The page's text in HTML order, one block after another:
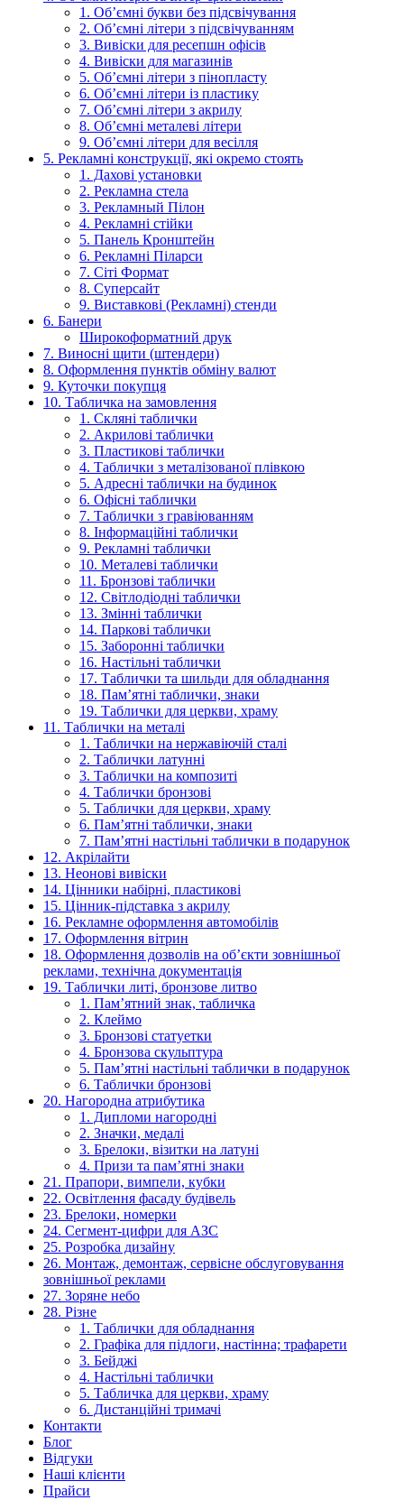
1. Об’ємні букви без підсвічування
2. Об’ємні літери з підсвічуванням
3. Вивіски для ресепшн офісів
4. Вивіски для магазинів
5. Об’ємні літери з пінопласту
6. Об’ємні літери із пластику
7. Об’ємні літери з акрилу
8. Об’ємні металеві літери
9. Об’ємні літери для весілля
5. Рекламні конструкції, які окремо стоять
1. Дахові установки
2. Рекламна стела
3. Рекламный Пілон
4. Рекламні стійки
5. Панель Кронштейн
6. Рекламні Піларси
7. Сіті Формат
8. Суперсайт
9. Виставкові (Рекламні) стенди
6. Банери
Широкоформатний друк
7. Виносні щити (штендери)
8. Оформлення пунктів обміну валют
9. Куточки покупця
10. Табличка на замовлення
1. Скляні таблички
2. Акрилові таблички
3. Пластикові таблички
4. Таблички з металізованої плівкою
5. Адресні таблички на будинок
6. Офісні таблички
7. Таблички з гравіюванням
8. Інформаційні таблички
9. Рекламні таблички
10. Металеві таблички
11. Бронзові таблички
12. Світлодіодні таблички
13. Змінні таблички
14. Паркові таблички
15. Заборонні таблички
16. Настільні таблички
17. Таблички та шильди для обладнання
18. Пам’ятні таблички, знаки
19. Таблички для церкви, храму
11. Таблички на металі
1. Таблички на нержавіючій сталі
2. Таблички латунні
3. Таблички на композиті
4. Таблички бронзові
5. Таблички для церкви, храму
6. Пам’ятні таблички, знаки
7. Пам’ятні настільні таблички в подарунок
12. Акрілайти
13. Неонові вивіски
14. Цінники набірні, пластикові
15. Цінник-підставка з акрилу
16. Рекламне оформлення автомобілів
17. Оформлення вітрин
18. Оформлення дозволів на об’єкти зовнішньої
реклами, технічна документація
19. Таблички литі, бронзове литво
1. Пам’ятний знак, табличка
2. Клеймо
3. Бронзові статуетки
4. Бронзова скульптура
5. Пам’ятні настільні таблички в подарунок
6. Таблички бронзові
20. Нагородна атрибутика
1. Дипломи нагородні
2. Значки, медалі
3. Брелоки, візитки на латуні
4. Призи та пам’ятні знаки
21. Прапори, вимпели, кубки
22. Освітлення фасаду будівель
23. Брелоки, номерки
24. Сегмент-цифри для АЗС
25. Розробка дизайну
26. Монтаж, демонтаж, сервісне обслуговування
зовнішньої реклами
27. Зоряне небо
28. Різне
1. Таблички для обладнання
2. Графіка для підлоги, настінна; трафарети
3. Бейджі
4. Настільні таблички
5. Табличка для церкви, храму
6. Дистанційні тримачі
Контакти
Блог
Відгуки
Наші клієнти
Прайси